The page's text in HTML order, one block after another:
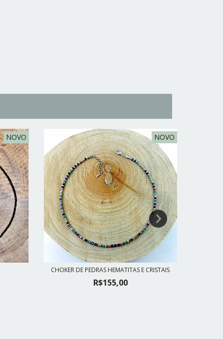
NOVO NOVO
CHOKER DE PEDRAS HEMATITAS E CRISTAIS
R$155,00